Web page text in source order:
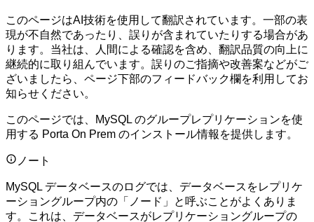
このページはAI技術を使用して翻訳されています。一部の表
現が不自然であったり、誤りが含まれていたりする場合があ
ります。当社は、人間による確認を含め、翻訳品質の向上に
継続的に取り組んでいます。誤りのご指摘や改善案などがご
ざいましたら、ページ下部のフィードバック欄を利用してお
知らせください。
このページでは、MySQL のグループレプリケーションを使
用する Porta On Prem のインストール情報を提供します。
ノート
MySQL データベースのログでは、データベースをレプリケ
ーショングループ内の「ノード」と呼ぶことがよくありま
す。これは、データベースがレプリケーショングループの